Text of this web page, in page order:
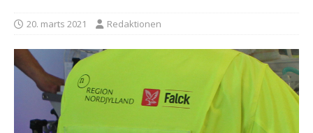
20. marts 2021 Redaktionen